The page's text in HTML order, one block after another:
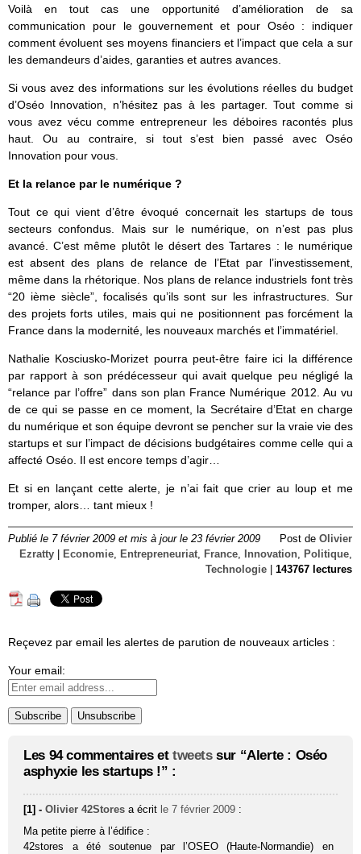
Voilà en tout cas une opportunité d’amélioration de sa
communication pour le gouvernement et pour Oséo : indiquer
comment évoluent ses moyens financiers et l’impact que cela a sur
les demandeurs d’aides, garanties et autres avances.
Si vous avez des informations sur les évolutions réelles du budget
d’Oséo Innovation, n’hésitez pas à les partager. Tout comme si
vous avez vécu comme entrepreneur les déboires racontés plus
haut. Ou au contraire, si tout s’est bien passé avec Oséo
Innovation pour vous.
Et la relance par le numérique ?
Tout ce qui vient d’être évoqué concernait les startups de tous
secteurs confondus. Mais sur le numérique, on n’est pas plus
avancé. C’est même plutôt le désert des Tartares : le numérique
est absent des plans de relance de l’Etat par l’investissement,
même dans la rhétorique. Nos plans de relance industriels font très
“20 ième siècle”, focalisés qu’ils sont sur les infrastructures. Sur
des projets forts utiles, mais qui ne positionnent pas forcément la
France dans la modernité, les nouveaux marchés et l’immatériel.
Nathalie Kosciusko-Morizet pourra peut-être faire ici la différence
par rapport à son prédécesseur qui avait quelque peu négligé la
“relance par l’offre” dans son plan France Numérique 2012. Au vu
de ce qui se passe en ce moment, la Secrétaire d’Etat en charge
du numérique et son équipe devront se pencher sur la vraie vie des
startups et sur l’impact de décisions budgétaires comme celle qui a
affecté Oséo. Il est encore temps d’agir…
Et si en lançant cette alerte, je n’ai fait que crier au loup et me
tromper, alors… tant mieux !
Publié le 7 février 2009 et mis à jour le 23 février 2009 Post de Olivier
Ezratty
Economie, Entrepreneuriat, France, Innovation, Politique,
Technologie
143767 lectures
Reçevez par email les alertes de parution de nouveaux articles :
Your email:
Les 94 commentaires et tweetssur “Alerte : Oséo
asphyxie les startups !” :
[1] -Olivier 42Stores a écrit le 7 février 2009 :
Ma petite pierre à l’édifice :
42stores a été soutenue par l’OSEO (Haute-Normandie) en